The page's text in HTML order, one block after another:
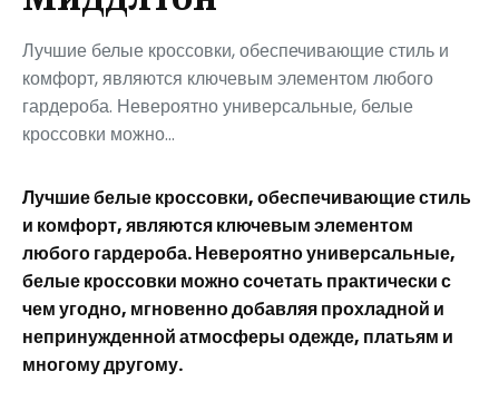
Лучшие белые кроссовки, обеспечивающие стиль и
комфорт, являются ключевым элементом любого
гардероба. Невероятно универсальные, белые
кроссовки можно...
Лучшие белые кроссовки, обеспечивающие стиль
и комфорт, являются ключевым элементом
любого гардероба. Невероятно универсальные,
белые кроссовки можно сочетать практически с
чем угодно, мгновенно добавляя прохладной и
непринужденной атмосферы одежде, платьям и
многому другому.